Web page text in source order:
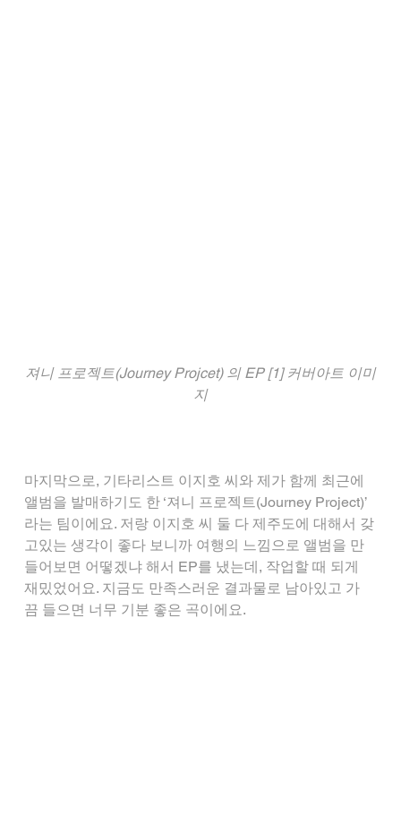
져니 프로젝트(Journey Projcet) 의 EP [1] 커버아트 이미
지
마지막으로, 기타리스트 이지호 씨와 제가 함께 최근에
앨범을 발매하기도 한 ‘져니 프로젝트(Journey Project)’
라는 팀이에요. 저랑 이지호 씨 둘 다 제주도에 대해서 갖
고있는 생각이 좋다 보니까 여행의 느낌으로 앨범을 만
들어보면 어떻겠냐 해서 EP를 냈는데, 작업할 때 되게
재밌었어요. 지금도 만족스러운 결과물로 남아있고 가
끔 들으면 너무 기분 좋은 곡이에요.